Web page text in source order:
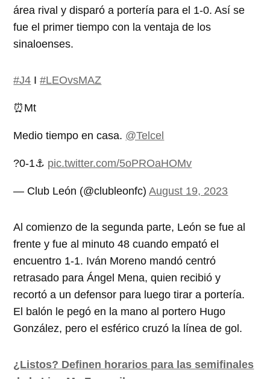
área rival y disparó a portería para el 1-0. Así se
fue el primer tiempo con la ventaja de los
sinaloenses.
#J4 I#LEOvsMAZ
⏰Mt
Medio tiempo en casa. @Telcel
?0-1⚓️ pic.twitter.com/5oPROaHOMv
— Club León (@clubleonfc)August 19, 2023
Al comienzo de la segunda parte, León se fue al
frente y fue al minuto 48 cuando empató el
encuentro 1-1. Iván Moreno mandó centró
retrasado para Ángel Mena, quien recibió y
recortó a un defensor para luego tirar a portería.
El balón le pegó en la mano al portero Hugo
González, pero el esférico cruzó la línea de gol.
¿Listos? Definen horarios para las semifinales